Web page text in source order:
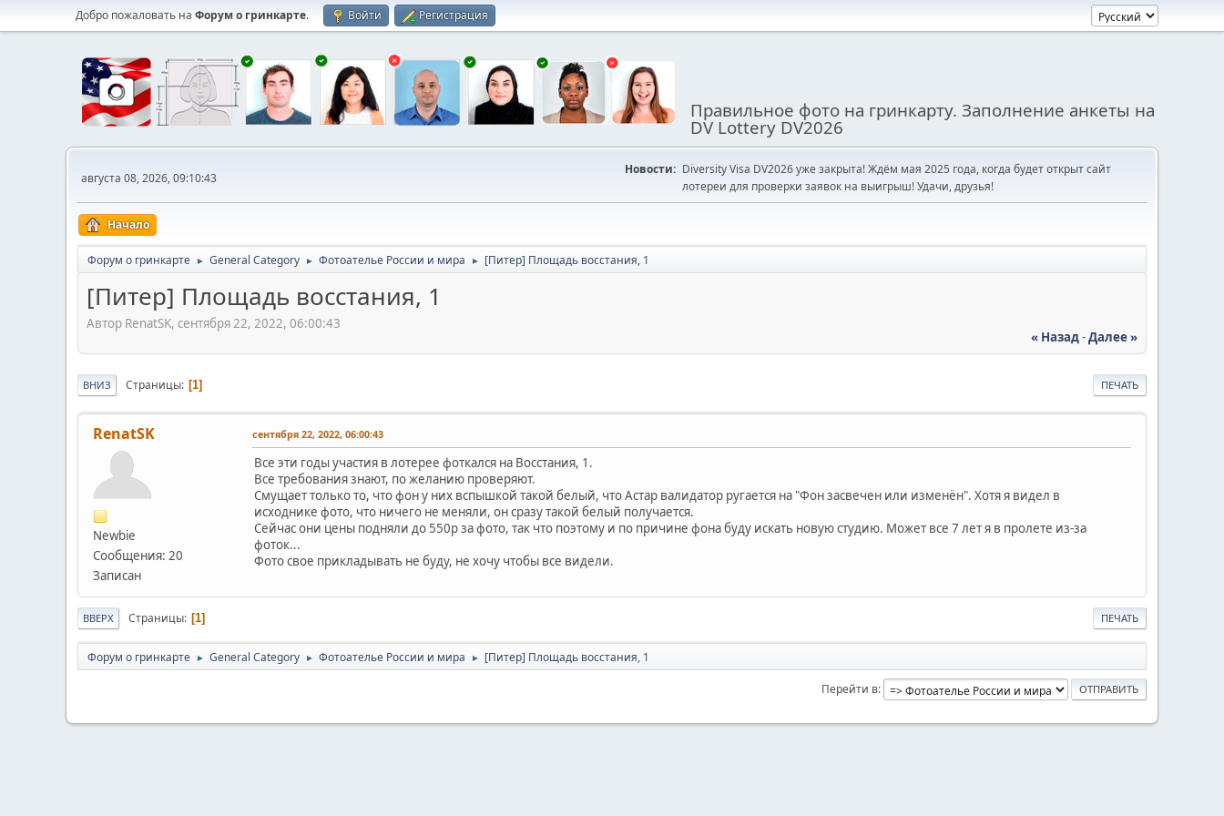
Добро пожаловать на Форум о гринкарте. Войти Регистрация
Правильное фото на гринкарту. Заполнение анкеты на
DV Lottery DV2026
августа 08, 2026, 09:10:43
Новости: Diversity Visa DV2026 уже закрыта! Ждём мая 2025 года, когда будет открыт сайт
лотереи для проверки заявок на выигрыш! Удачи, друзья!
Начало
Форум о гринкарте ► General Category ► Фотоателье России и мира ► [Питер] Площадь восстания, 1
[Питер] Площадь восстания, 1
Автор RenatSK, сентября 22, 2022, 06:00:43
« Назад-Далее »
ПЕЧАТЬ
ВНИЗ Страницы 1
RenatSK
Newbie
Сообщения: 20
Записан
сентября 22, 2022, 06:00:43
Все эти годы участия в лотерее фоткался на Восстания, 1.
Все требования знают, по желанию проверяют.
Смущает только то, что фон у них вспышкой такой белый, что Астар валидатор ругается на "Фон засвечен или изменён". Хотя я видел в
исходнике фото, что ничего не меняли, он сразу такой белый получается.
Сейчас они цены подняли до 550р за фото, так что поэтому и по причине фона буду искать новую студию. Может все 7 лет я в пролете из-за
фоток...
Фото свое прикладывать не буду, не хочу чтобы все видели.
ПЕЧАТЬ
ВВЕРХ Страницы 1
Форум о гринкарте ► General Category ► Фотоателье России и мира ► [Питер] Площадь восстания, 1
Перейти в